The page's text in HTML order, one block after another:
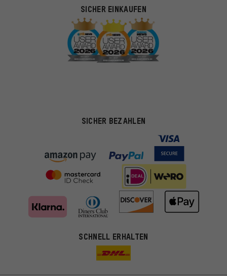
SICHER EINKAUFEN
SICHER BEZAHLEN
SCHNELL ERHALTEN